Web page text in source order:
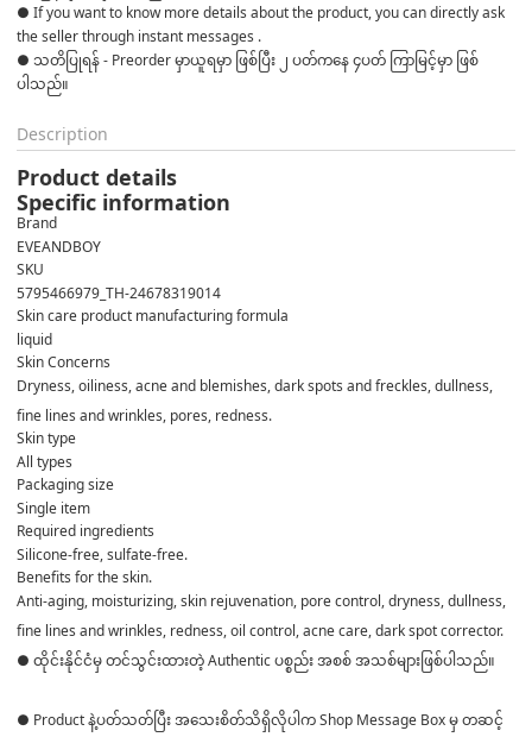
● If you want to know more details about the product, you can directly ask
the seller through instant messages .
● သတိပြုရန် - Preorder မှာယူရမှာ ဖြစ်ပြီး ၂ ပတ်ကနေ ၄ပတ် ကြာမြင့်မှာ ဖြစ်
ပါသည်။
Description
Product details
Specific information
Brand
EVEANDBOY
SKU
5795466979_TH-24678319014
Skin care product manufacturing formula
liquid
Skin Concerns
Dryness, oiliness, acne and blemishes, dark spots and freckles, dullness,
fine lines and wrinkles, pores, redness.
Skin type
All types
Packaging size
Single item
Required ingredients
Silicone-free, sulfate-free.
Benefits for the skin.
Anti-aging, moisturizing, skin rejuvenation, pore control, dryness, dullness,
fine lines and wrinkles, redness, oil control, acne care, dark spot corrector.
● ထိုင်းနိုင်ငံမှ တင်သွင်းထားတဲ့ Authentic ပစ္စည်း အစစ် အသစ်များဖြစ်ပါသည်။
● Product နဲ့ပတ်သတ်ပြီး အသေးစိတ်သိရှိလိုပါက Shop Message Box မှ တဆင့်